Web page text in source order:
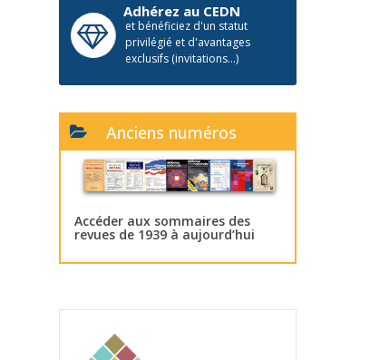
Adhérez au CEDN
et bénéficiez d'un statut
privilégié et d'avantages
exclusifs (invitations...)
Anciens numéros
Accéder aux sommaires des
revues de 1939 à aujourd’hui